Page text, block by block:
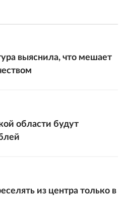
выяснила, что мешает
области будут
из центра только в